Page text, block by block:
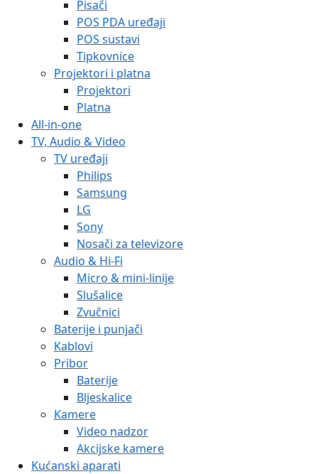
Pisači
POS PDA uređaji
POS sustavi
Tipkovnice
Projektori i platna
Projektori
Platna
All-in-one
TV, Audio & Video
TV uređaji
Philips
Samsung
LG
Sony
Nosači za televizore
Audio & Hi-Fi
Micro & mini-linije
Slušalice
Zvučnici
Baterije i punjači
Kablovi
Pribor
Baterije
Bljeskalice
Kamere
Video nadzor
Akcijske kamere
Kućanski aparati